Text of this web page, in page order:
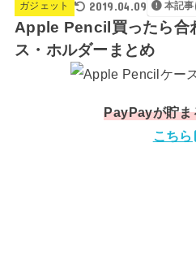
ガジェット 2019.04.09 本記
Apple Pencil買ったら合
ス・ホルダーまとめ
PayPayが貯ま
こちら